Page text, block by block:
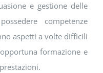
e gestione delle
competenze
aspetti a volte difficili
formazione e